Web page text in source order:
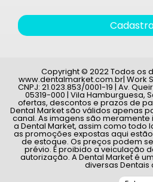
Copyright © 2022 Todos os
www.dentalmarket.com.br| Work
CNPJ: 21.023.853/0001-19 | Av.
05319-000 | Vila Hamburguesa,
ofertas, descontos e prazos de
Dental Market são válidos apenas
canal. As imagens são
a Dental Market, assim como todo
as promoções expostas aqui
de estoque. Os preços podem
prévio. É proibido a veiculação
autorização. A Dental Market é
diversas Dentais